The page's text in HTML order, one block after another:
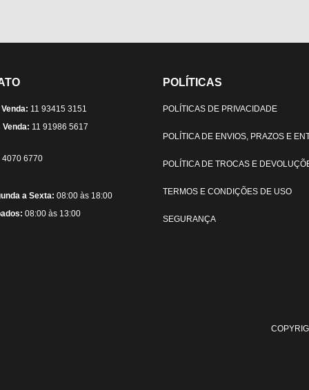
11 93415 3151
Venda: 11 91986 5617
4070 6770
a Sexta: 08:00 às 18:00
08:00 às 13:00
POLÍTICAS
POLÍTICAS DE PRIVACIDADE
POLÍTICA DE ENVIOS, PRAZOS E
POLÍTICA DE TROCAS E
TERMOS E CONDIÇÕES DE USO
SEGURANÇA